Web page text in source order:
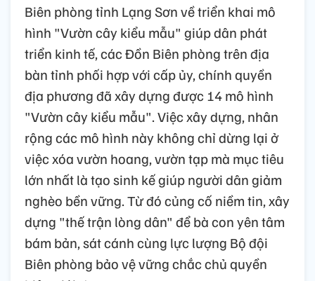
Biên phòng tỉnh Lạng Sơn về triển khai mô
hình "Vườn cây kiểu mẫu" giúp dân phát
triển kinh tế, các Đồn Biên phòng trên địa
bàn tỉnh phối hợp với cấp ủy, chính quyền
địa phương đã xây dựng được 14 mô hình
"Vườn cây kiểu mẫu". Việc xây dựng, nhân
rộng các mô hình này không chỉ dừng lại ở
việc xóa vườn hoang, vườn tạp mà mục tiêu
lớn nhất là tạo sinh kế giúp người dân giảm
nghèo bền vững. Từ đó củng cố niềm tin, xây
dựng "thế trận lòng dân" để bà con yên tâm
bám bản, sát cánh cùng lực lượng Bộ đội
Biên phòng bảo vệ vững chắc chủ quyền